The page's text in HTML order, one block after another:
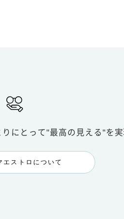
にとって"最高の見える"を実
エストロについて